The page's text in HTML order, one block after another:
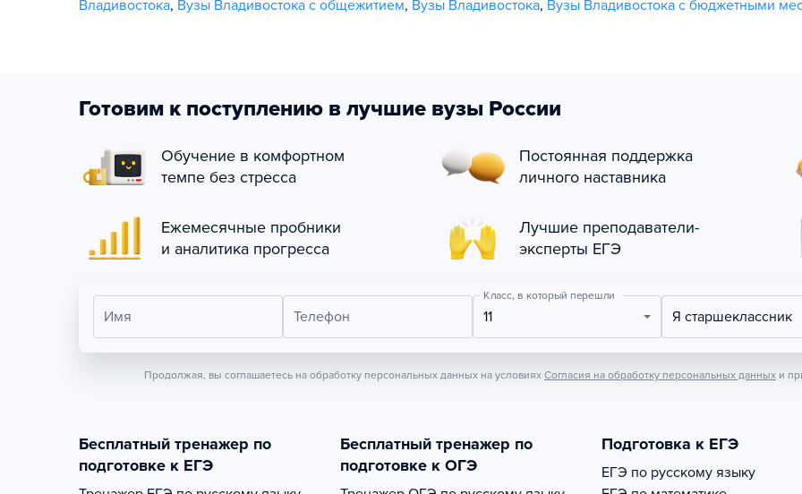
Владивостока, Вузы Владивостока с общежитием, Вузы Владивостока, Вузы Владивостока с бюджетными
Готовим к поступлению в лучшие вузы России
Обучение в комфортном
темпе без стресса
Постоянная поддержка
личного наставника
Ежемесячные пробники
и аналитика прогресса
Лучшие преподаватели-
эксперты ЕГЭ
Имя Телефон
Класс, в который перешли
11 Я старшеклассник
Продолжая, вы соглашаетесь на обработку персональных данных на условиях Согласия на обработку персональных данных и
Бесплатный тренажер по
подготовке к ЕГЭ
Бесплатный тренажер по
подготовке к ОГЭ
Подготовка к ЕГЭ
ЕГЭ по русскому языку